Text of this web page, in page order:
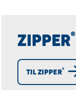
ZIPPER®
TIL ZIPPER®